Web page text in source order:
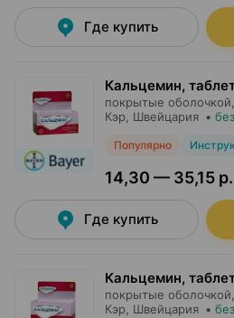
Где купить
Кальцемин,
покрытые оболочкой,
Кэр, Швейцария •
Популярно
14,30 — 35,15 р.
Где купить
Кальцемин,
покрытые оболочкой,
Кэр, Швейцария •